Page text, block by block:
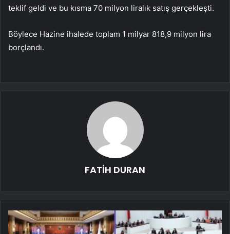
teklif geldi ve bu kısma 70 milyon liralık satış gerçekleşti.
Böylece Hazine ihalede toplam 1 milyar 818,9 milyon lira
borçlandı.
FATİH DURAN